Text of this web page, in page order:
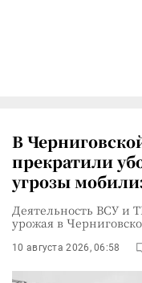
В
прекратили
угрозы
Деятельность ВСУ и
урожая в
10 августа 2026, 06:58